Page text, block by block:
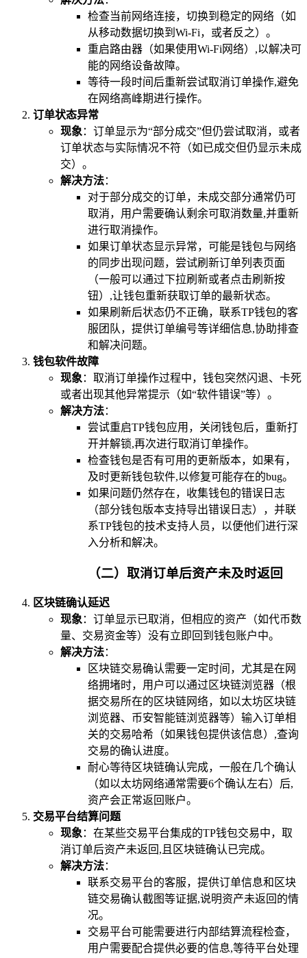
检查当前网络连接，切换到稳定的网络（如
从移动数据切换到Wi-Fi，或者反之）。
重启路由器（如果使用Wi-Fi网络）,以解决可
能的网络设备故障。
等待一段时间后重新尝试取消订单操作,避免
在网络高峰期进行操作。
订单状态异常
现象 ：订单显示为“部分成交”但仍尝试取消，或者
订单状态与实际情况不符（如已成交但仍显示未成
交）。
解决方法：
对于部分成交的订单，未成交部分通常仍可
取消，用户需要确认剩余可取消数量,并重新
进行取消操作。
如果订单状态显示异常，可能是钱包与网络
的同步出现问题，尝试刷新订单列表页面
（一般可以通过下拉刷新或者点击刷新按
钮）,让钱包重新获取订单的最新状态。
如果刷新后状态仍不正确，联系TP钱包的客
服团队，提供订单编号等详细信息,协助排查
和解决问题。
钱包软件故障
现象 ：取消订单操作过程中，钱包突然闪退、卡死
或者出现其他异常提示（如“软件错误”等）。
解决方法：
尝试重启TP钱包应用，关闭钱包后，重新打
开并解锁,再次进行取消订单操作。
检查钱包是否有可用的更新版本，如果有，
及时更新钱包软件,以修复可能存在的bug。
如果问题仍然存在，收集钱包的错误日志
（部分钱包版本支持导出错误日志），并联
系TP钱包的技术支持人员，以便他们进行深
入分析和解决。
（二）取消订单后资产未及时返回
区块链确认延迟
现象 ：订单显示已取消，但相应的资产（如代币数
量、交易资金等）没有立即回到钱包账户中。
解决方法：
区块链交易确认需要一定时间，尤其是在网
络拥堵时，用户可以通过区块链浏览器（根
据交易所在的区块链网络，如以太坊区块链
浏览器、币安智能链浏览器等）输入订单相
关的交易哈希（如果钱包提供该信息）,查询
交易的确认进度。
耐心等待区块链确认完成，一般在几个确认
（如以太坊网络通常需要6个确认左右）后,
资产会正常返回账户。
交易平台结算问题
现象 ：在某些交易平台集成的TP钱包交易中，取
消订单后资产未返回,且区块链确认已完成。
解决方法：
联系交易平台的客服，提供订单信息和区块
链交易确认截图等证据,说明资产未返回的情
况。
交易平台可能需要进行内部结算流程检查，
用户需要配合提供必要的信息,等待平台处理